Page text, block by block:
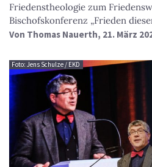
Friedenstheologie zum
Bischofskonferenz „Frieden
Von Thomas Nauerth, 21. März
Foto: Jens Schulze / EKD